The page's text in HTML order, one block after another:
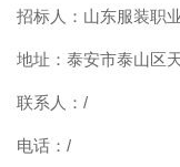
招标人：山东服装职
地址：泰安市泰山区
联系人：/
电话：/